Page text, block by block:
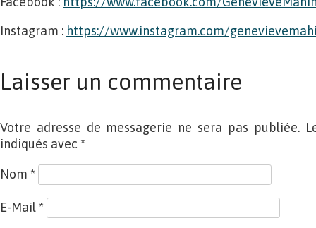
Instagram : https://www.instagram.com/
Laisser un commentaire
Votre adresse de messagerie ne sera pas publiée.
indiqués avec *
Nom *
E-Mail *